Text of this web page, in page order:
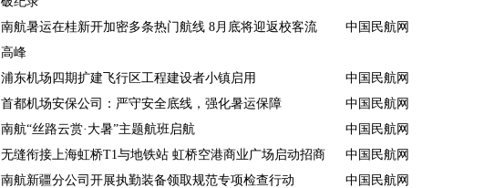
南航暑运在桂新开加密多条热门航线 8月底将迎返校客流
高峰
中国民航网
浦东机场四期扩建飞行区工程建设者小镇启用 中国民航网
首都机场安保公司：严守安全底线，强化暑运保障
中国民航网
南航“丝路云赏·大暑”主题航班启航
中国民航网
无缝衔接上海虹桥T1与地铁站 虹桥空港商业广场启动招商
中国民航网
南航新疆分公司开展执勤装备领取规范专项检查行动
中国民航网